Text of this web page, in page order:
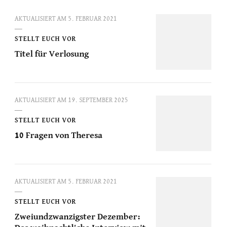
AKTUALISIERT AM 5. FEBRUAR 2021
STELLT EUCH VOR
Titel für Verlosung
AKTUALISIERT AM 19. SEPTEMBER 2025
STELLT EUCH VOR
10 Fragen von Theresa
AKTUALISIERT AM 5. FEBRUAR 2021
STELLT EUCH VOR
Zweiundzwanzigster Dezember: